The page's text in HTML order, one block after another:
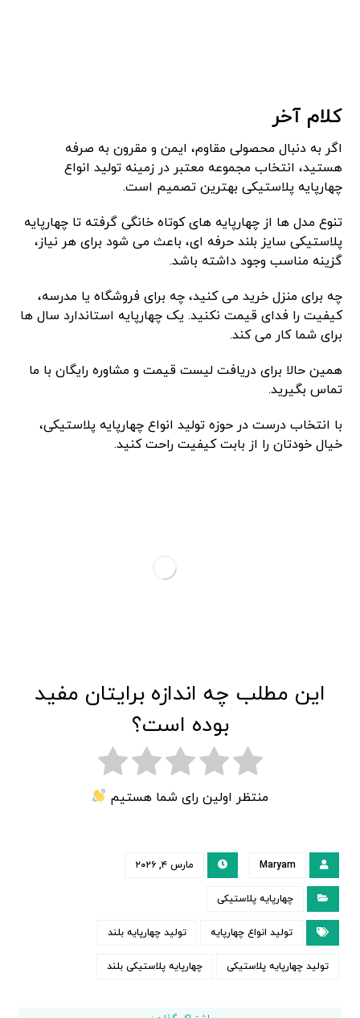
کلام آخر
اگر به دنبال محصولی مقاوم، ایمن و مقرون‌ به ‌صرفه
هستید، انتخاب مجموعه معتبر در زمینه تولید انواع
چهارپایه پلاستیکی بهترین تصمیم است.
تنوع مدل ‌ها از چهارپایه ‌های کوتاه خانگی گرفته تا چهارپایه
پلاستیکی سایز بلند حرفه ‌ای، باعث می ‌شود برای هر نیاز،
گزینه مناسب وجود داشته باشد.
چه برای منزل خرید می‌ کنید، چه برای فروشگاه یا مدرسه،
کیفیت را فدای قیمت نکنید. یک چهارپایه استاندارد سال ‌ها
برای شما کار می ‌کند.
همین حالا برای دریافت لیست قیمت و مشاوره رایگان با ما
تماس بگیرید.
با انتخاب درست در حوزه تولید انواع چهارپایه پلاستیکی،
خیال خودتان را از بابت کیفیت راحت کنید.
این مطلب چه اندازه برایتان مفید
بوده است؟
منتظر اولین رای شما هستیم
Maryam مارس ۴, ۲۰۲۶
چهارپایه پلاستیکی
تولید انواع چهارپایه تولید چهارپایه بلند
تولید چهارپایه پلاستیکی چهارپایه پلاستیکی بلند